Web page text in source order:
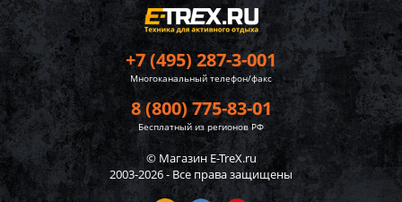
+7 (495) 287-3-001
Многоканальный телефон/факс
8 (800) 775-83-01
Бесплатный из регионов РФ
© Магазин E-TreX.ru
2003-2026 - Все права защищены